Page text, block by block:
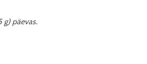
g) päevas.